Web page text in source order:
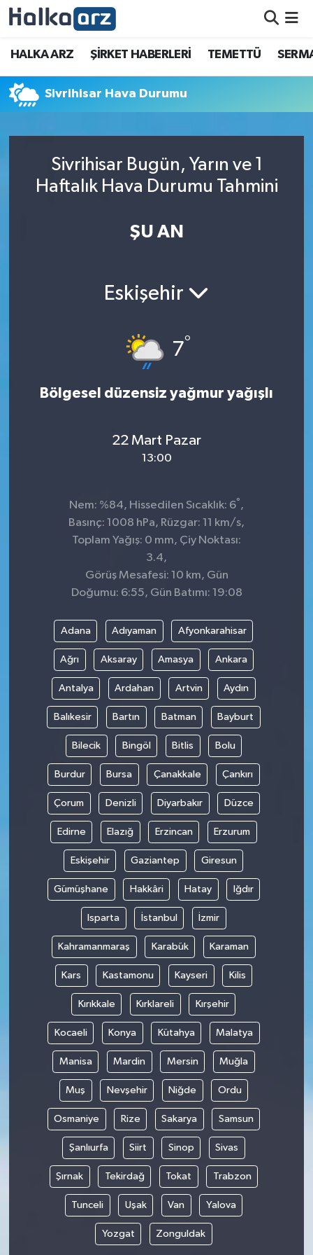
HALKA ARZ ŞİRKET HABERLERİ TEMETTÜ
Sivrihisar Hava Durumu
Sivrihisar Bugün, Yarın ve 1
Haftalık Hava Durumu Tahmini
ŞU AN
Eskişehir
7°
Bölgesel düzensiz yağmur yağışlı
22 Mart Pazar
13:00
Nem: %84, Hissedilen Sıcaklık: 6°,
Basınç: 1008 hPa, Rüzgar: 11 km/s,
Toplam Yağış: 0 mm, Çiy Noktası:
3.4,
Görüş Mesafesi: 10 km, Gün
Doğumu: 6:55, Gün Batımı: 19:08
Adana Adıyaman Afyonkarahisar
Ağrı Aksaray Amasya Ankara
Antalya Ardahan Artvin Aydın
Balıkesir Bartın Batman Bayburt
Bilecik Bingöl Bitlis Bolu
Burdur Bursa Çanakkale Çankırı
Çorum Denizli Diyarbakır Düzce
Edirne Elazığ Erzincan Erzurum
Eskişehir Gaziantep Giresun
Gümüşhane Hakkâri Hatay Iğdır
Isparta İstanbul İzmir
Kahramanmaraş Karabük Karaman
Kars Kastamonu Kayseri Kilis
Kırıkkale Kırklareli Kırşehir
Kocaeli Konya Kütahya Malatya
Manisa Mardin Mersin Muğla
Muş Nevşehir Niğde Ordu
Osmaniye Rize Sakarya Samsun
Şanlıurfa Siirt Sinop Sivas
Şırnak Tekirdağ Tokat Trabzon
Tunceli Uşak Van Yalova
Yozgat Zonguldak
HALKA ARZ
SERMAYE ARTIRIMI
TEMETTÜ
İletişim